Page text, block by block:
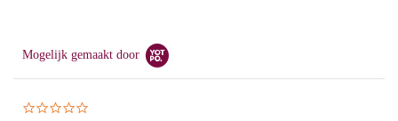
Mogelijk gemaakt door